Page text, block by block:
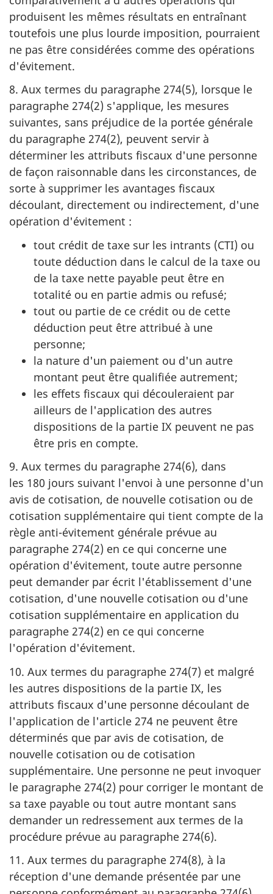
produisent les mêmes résultats en entraînant
toutefois une plus lourde imposition, pourraient
ne pas être considérées comme des opérations
d'évitement.
8. Aux termes du paragraphe 274(5), lorsque le
paragraphe 274(2) s'applique, les mesures
suivantes, sans préjudice de la portée générale
du paragraphe 274(2), peuvent servir à
déterminer les attributs fiscaux d'une personne
de façon raisonnable dans les circonstances, de
sorte à supprimer les avantages fiscaux
découlant, directement ou indirectement, d'une
opération d'évitement :
tout crédit de taxe sur les intrants (CTI) ou
toute déduction dans le calcul de la taxe ou
de la taxe nette payable peut être en
totalité ou en partie admis ou refusé;
tout ou partie de ce crédit ou de cette
déduction peut être attribué à une
personne;
la nature d'un paiement ou d'un autre
montant peut être qualifiée autrement;
les effets fiscaux qui découleraient par
ailleurs de l'application des autres
dispositions de la partie IX peuvent ne pas
être pris en compte.
9. Aux termes du paragraphe 274(6), dans
les 180 jours suivant l'envoi à une personne d'un
avis de cotisation, de nouvelle cotisation ou de
cotisation supplémentaire qui tient compte de la
règle anti-évitement générale prévue au
paragraphe 274(2) en ce qui concerne une
opération d'évitement, toute autre personne
peut demander par écrit l'établissement d'une
cotisation, d'une nouvelle cotisation ou d'une
cotisation supplémentaire en application du
paragraphe 274(2) en ce qui concerne
l'opération d'évitement.
10. Aux termes du paragraphe 274(7) et malgré
les autres dispositions de la partie IX, les
attributs fiscaux d'une personne découlant de
l'application de l'article 274 ne peuvent être
déterminés que par avis de cotisation, de
nouvelle cotisation ou de cotisation
supplémentaire. Une personne ne peut invoquer
le paragraphe 274(2) pour corriger le montant de
sa taxe payable ou tout autre montant sans
demander un redressement aux termes de la
procédure prévue au paragraphe 274(6).
11. Aux termes du paragraphe 274(8), à la
réception d'une demande présentée par une